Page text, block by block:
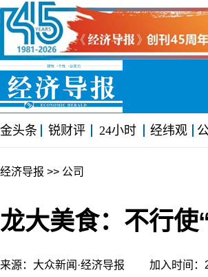
金头条 锐财评 24小时 经纬观
经济导报 >> 公司
龙大美食：不行使
来源：大众新闻·经济导报 加入时间